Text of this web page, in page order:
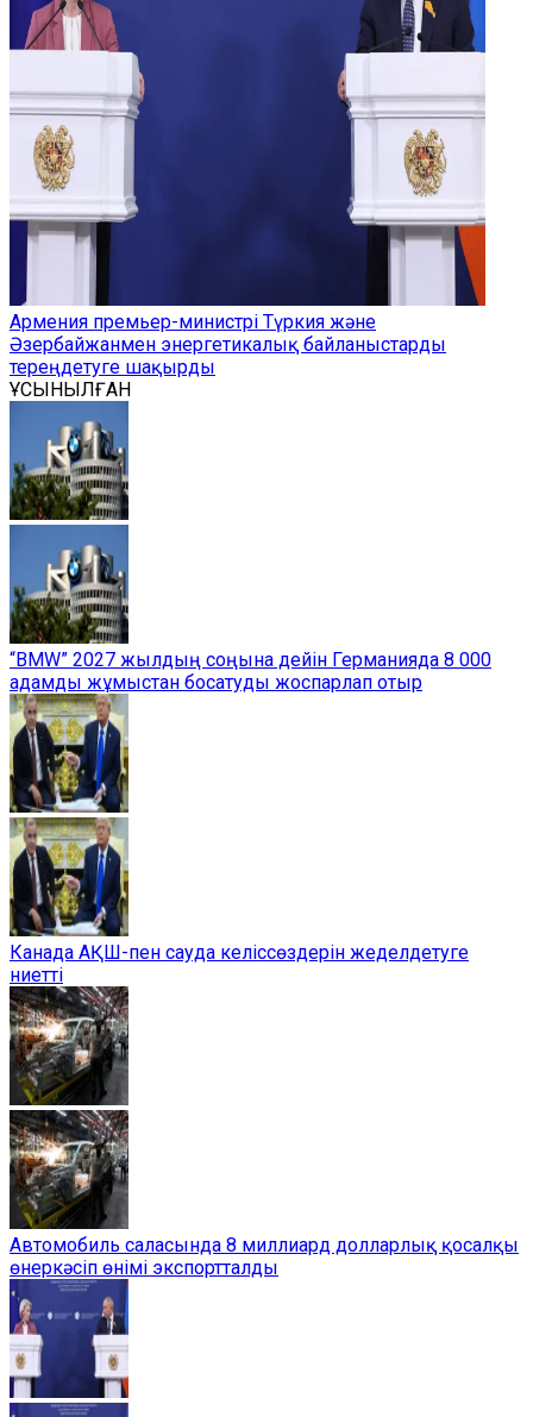
Армения премьер-министрі Түркия және
Әзербайжанмен энергетикалық байланыстарды
тереңдетуге шақырды
ҰСЫНЫЛҒАН
“BMW” 2027 жылдың соңына дейін Германияда 8 000
адамды жұмыстан босатуды жоспарлап отыр
Канада АҚШ-пен сауда келіссөздерін жеделдетуге
ниетті
Автомобиль саласында 8 миллиард долларлық қосалқы
өнеркәсіп өнімі экспортталды